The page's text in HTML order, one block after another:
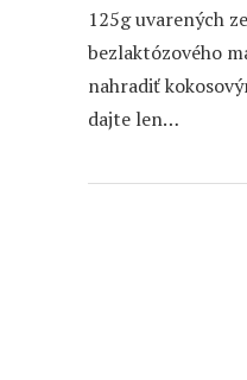
125g uvarených
bezlaktózového
nahradiť
dajte len…